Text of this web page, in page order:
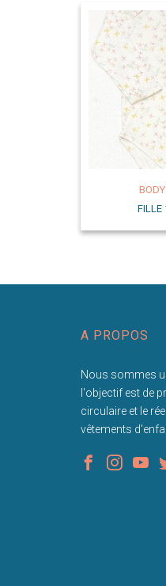
FILLE
A PROPOS
Nous sommes
l'objectif est de
circulaire et le
vêtements